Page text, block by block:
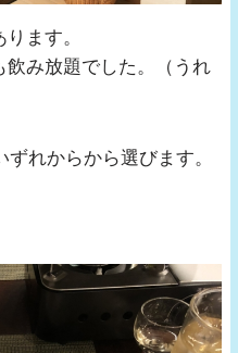
ます。
み放題でした。（うれ
れからから選びます。